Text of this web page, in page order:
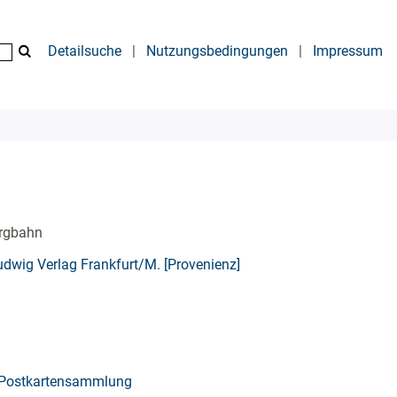
Detailsuche | Nutzungsbedingungen | Impressum
Verlag Frankfurt/M. [Provenienz]